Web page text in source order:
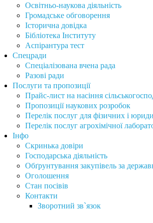
Освітньо-наукова діяльність
Громадське обговорення
Історична довідка
Бібліотека Інституту
Аспірантура тест
Спецради
Спеціалізована вчена рада
Разові ради
Послуги та пропозиції
Прайс-лист на насіння
Пропозиції наукових розробок
Перелік послуг для фізичних і
Перелік послуг агрохімічної
Інфо
Скринька довіри
Господарська діяльність
Обґрунтування закупівель за
Оголошення
Стан посівів
Контакти
Зворотний зв`язок